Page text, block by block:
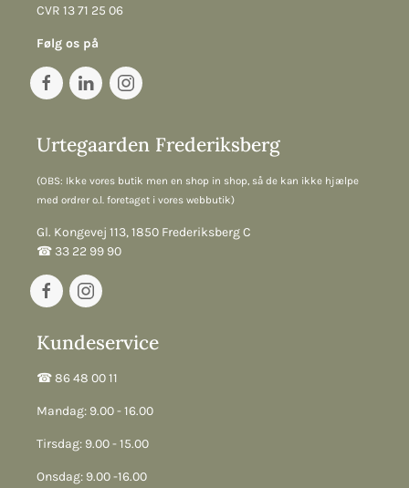
CVR 13 71 25 06
Følg os på
Urtegaarden Frederiksberg
(OBS: Ikke vores butik men en shop in shop, så de kan ikke hjælpe
med ordrer o.l. foretaget i vores webbutik)
Gl. Kongevej 113, 1850 Frederiksberg C
☎︎ 33 22 99 90
Kundeservice
☎︎ 86 48 00 11
Mandag: 9.00 - 16.00
Tirsdag: 9.00 - 15.00
Onsdag: 9.00 -16.00